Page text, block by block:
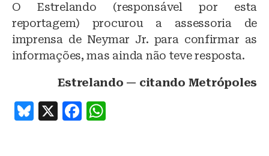
O Estrelando (responsável por esta
reportagem) procurou a assessoria de
imprensa de Neymar Jr. para confirmar as
informações, mas ainda não teve resposta.
Estrelando — citando Metrópoles
B
X
F